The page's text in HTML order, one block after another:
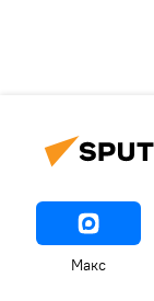
Макс